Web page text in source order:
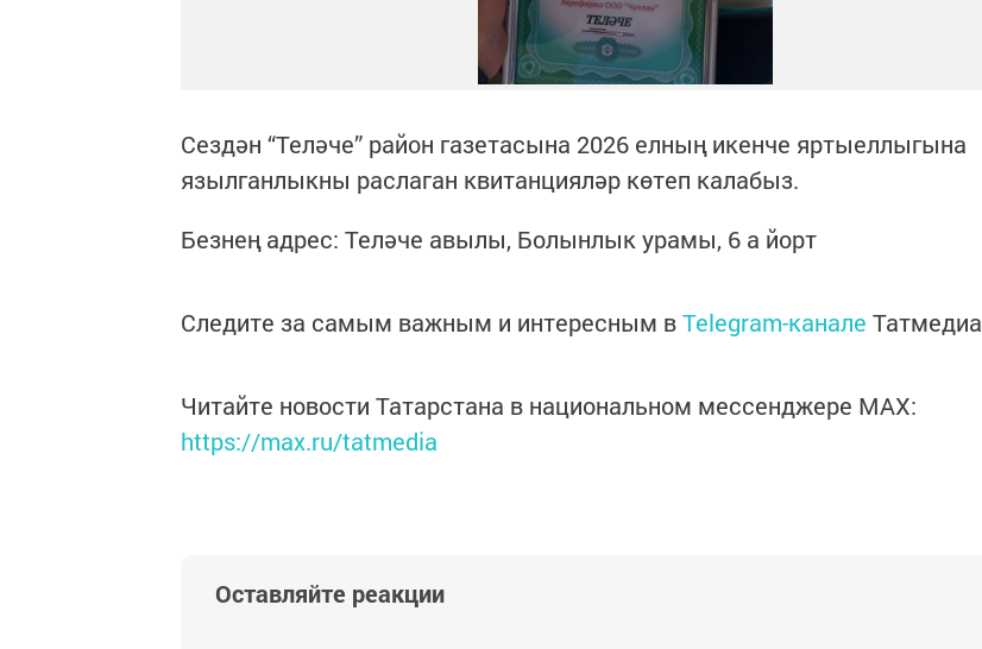
Сездән “Теләче” район газетасына 2026 елның икенче яртыеллыгына
язылганлыкны раслаган квитанцияләр көтеп калабыз.
Безнең адрес: Теләче авылы, Болынлык урамы, 6 а йорт
Следите за самым важным и интересным вTelegram-канале Татмедиа
Читайте новости Татарстана в национальном мессенджере MАХ:
https://max.ru/tatmedia
Оставляйте реакции